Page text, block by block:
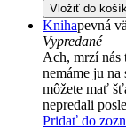
Vložiť do
Knihapevná
Vypredané
Ach, mrzí nás
nemáme ju
môžete mať
nepredali
Pridať do